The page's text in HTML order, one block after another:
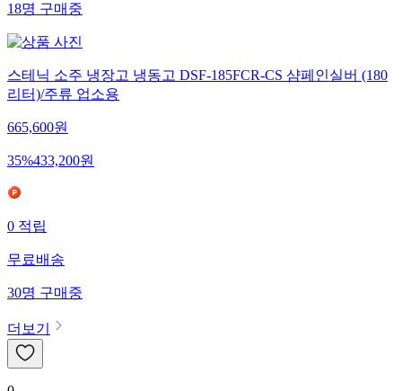
18명 구매중
스테닉 소주 냉장고 냉동고 DSF-185FCR-CS 샴페인실버 (180
리터)/주류 업소용
665,600원
35%433,200원
0 적립
무료배송
30명 구매중
더보기